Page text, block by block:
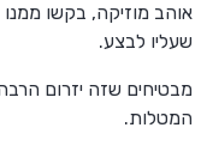
אוהב מוזיקה, בקשו
שעליו לבצע.
מבטיחים שזה יזרום
המטלות.